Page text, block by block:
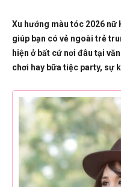
Xu hướng màu tóc 2026 nữ
giúp bạn có vẻ ngoài trẻ
hiện ở bất cứ nơi đâu tại
chơi hay bữa tiệc party, sự